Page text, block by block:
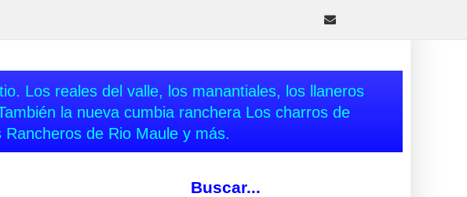
Los reales del valle, los manantiales, los llaneros
la nueva cumbia ranchera Los charros de
de Rio Maule y más.
Buscar...